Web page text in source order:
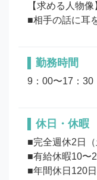
【求める人物像
勤務時間
9：00〜17：30
休日・休暇
■完全週休2日（
■有給休暇10〜
■年間休日120日